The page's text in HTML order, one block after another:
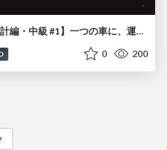
【やさしく解説 設計編・中級 #1】一つの車に、運転手は一人 ～ある倉庫システムの事例から～
0 200